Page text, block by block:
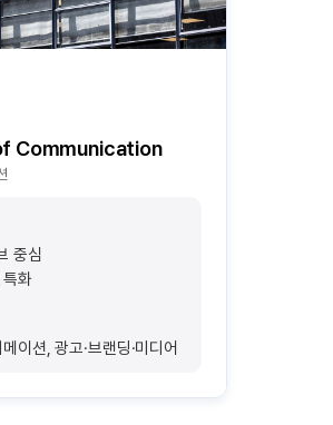
Communication
중심
특화
이션, 광고·브랜딩·미디어